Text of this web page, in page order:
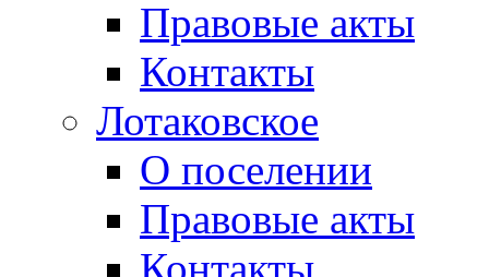
Правовые акты
Контакты
Лотаковское
О поселении
Правовые акты
Контакты